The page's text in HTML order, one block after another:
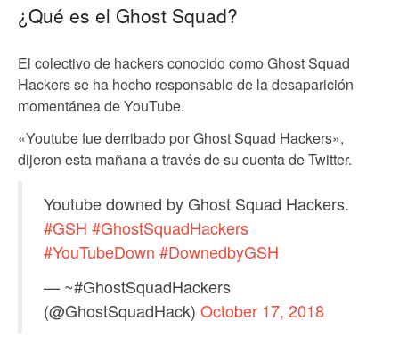
¿Qué es el Ghost Squad?
El colectivo de hackers conocido como Ghost Squad
Hackers se ha hecho responsable de la desaparición
momentánea de YouTube.
«Youtube fue derribado por Ghost Squad Hackers»,
dijeron esta mañana a través de su cuenta de Twitter.
Youtube downed by Ghost Squad Hackers.
#GSH #GhostSquadHackers
#YouTubeDown #DownedbyGSH
— ~#GhostSquadHackers
(@GhostSquadHack) October 17, 2018